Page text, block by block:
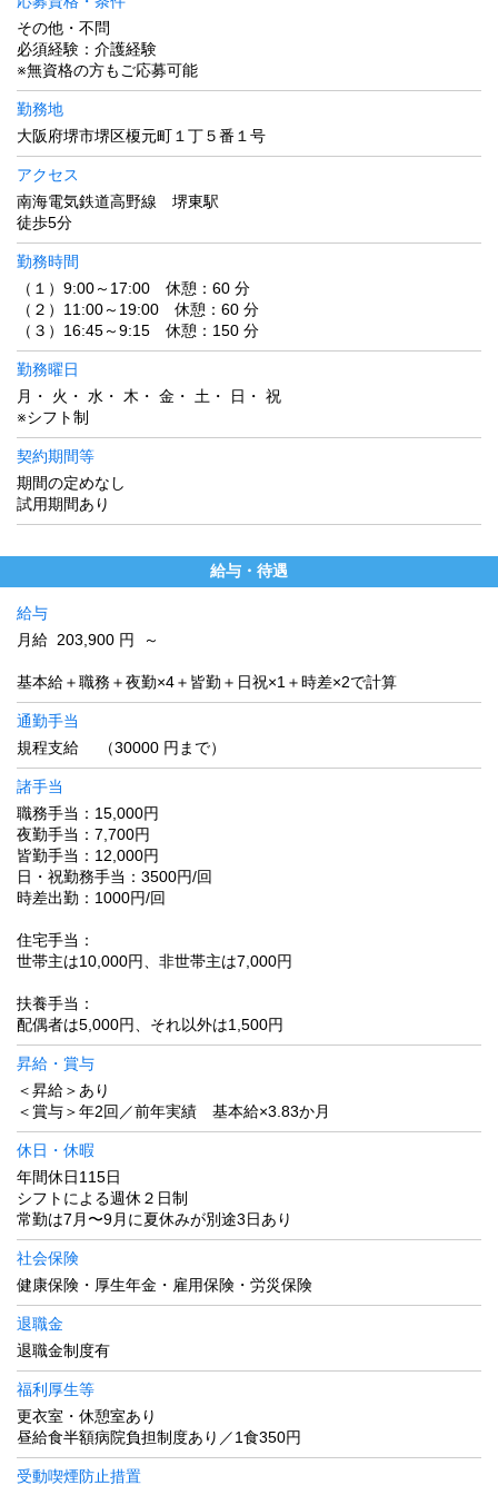
その他・不問
必須経験：介護経験
※無資格の方もご応募可能
勤務地
大阪府堺市堺区榎元町１丁５番１号
アクセス
南海電気鉄道高野線 堺東駅
徒歩5分
勤務時間
（１）9:00～17:00 休憩：60 分
（２）11:00～19:00 休憩：60 分
（３）16:45～9:15 休憩：150 分
勤務曜日
月・ 火・ 水・ 木・ 金・ 土・ 日・ 祝
※シフト制
契約期間等
期間の定めなし
試用期間あり
給与・待遇
給与
月給 203,900 円 ～
基本給＋職務＋夜勤×4＋皆勤＋日祝×1＋時差×2で計算
通勤手当
規程支給 （30000 円まで）
諸手当
職務手当：15,000円
夜勤手当：7,700円
皆勤手当：12,000円
日・祝勤務手当：3500円/回
時差出勤：1000円/回
住宅手当：
世帯主は10,000円、非世帯主は7,000円
扶養手当：
配偶者は5,000円、それ以外は1,500円
昇給・賞与
＜昇給＞あり
＜賞与＞年2回／前年実績 基本給×3.83か月
休日・休暇
年間休日115日
シフトによる週休２日制
常勤は7月〜9月に夏休みが別途3日あり
社会保険
健康保険・厚生年金・雇用保険・労災保険
退職金
退職金制度有
福利厚生等
更衣室・休憩室あり
昼給食半額病院負担制度あり／1食350円
受動喫煙防止措置